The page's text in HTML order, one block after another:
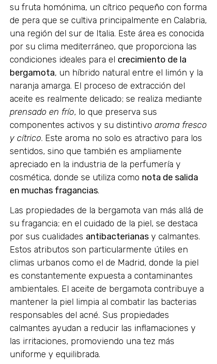
su fruta homónima, un cítrico pequeño con forma
de pera que se cultiva principalmente en Calabria,
una región del sur de Italia. Este área es conocida
por su clima mediterráneo, que proporciona las
condiciones ideales para el crecimiento de la
bergamota, un híbrido natural entre el limón y la
naranja amarga. El proceso de extracción del
aceite es realmente delicado; se realiza mediante
prensado en frío, lo que preserva sus
componentes activos y su distintivo aroma fresco
y cítrico. Este aroma no solo es atractivo para los
sentidos, sino que también es ampliamente
apreciado en la industria de la perfumería y
cosmética, donde se utiliza como nota de salida
en muchas fragancias.
Las propiedades de la bergamota van más allá de
su fragancia; en el cuidado de la piel, se destaca
por sus cualidades antibacterianas y calmantes.
Estos atributos son particularmente útiles en
climas urbanos como el de Madrid, donde la piel
es constantemente expuesta a contaminantes
ambientales. El aceite de bergamota contribuye a
mantener la piel limpia al combatir las bacterias
responsables del acné. Sus propiedades
calmantes ayudan a reducir las inflamaciones y
las irritaciones, promoviendo una tez más
uniforme y equilibrada.